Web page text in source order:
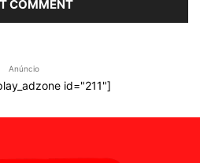
Anúncio
id="211"]